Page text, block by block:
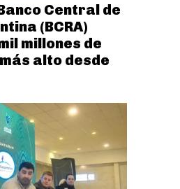
Central de
(BCRA)
millones de
alto desde